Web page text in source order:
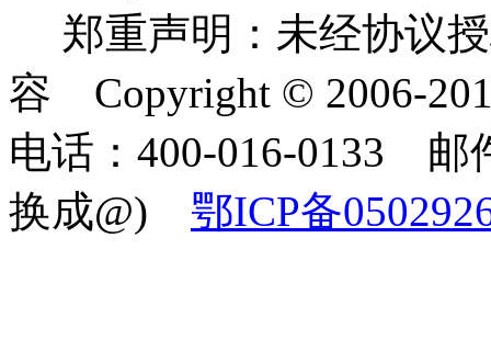
郑重声明：未经协议
容 Copyright © 2006-
电话：400-016-0133 邮
换成@) 鄂ICP备